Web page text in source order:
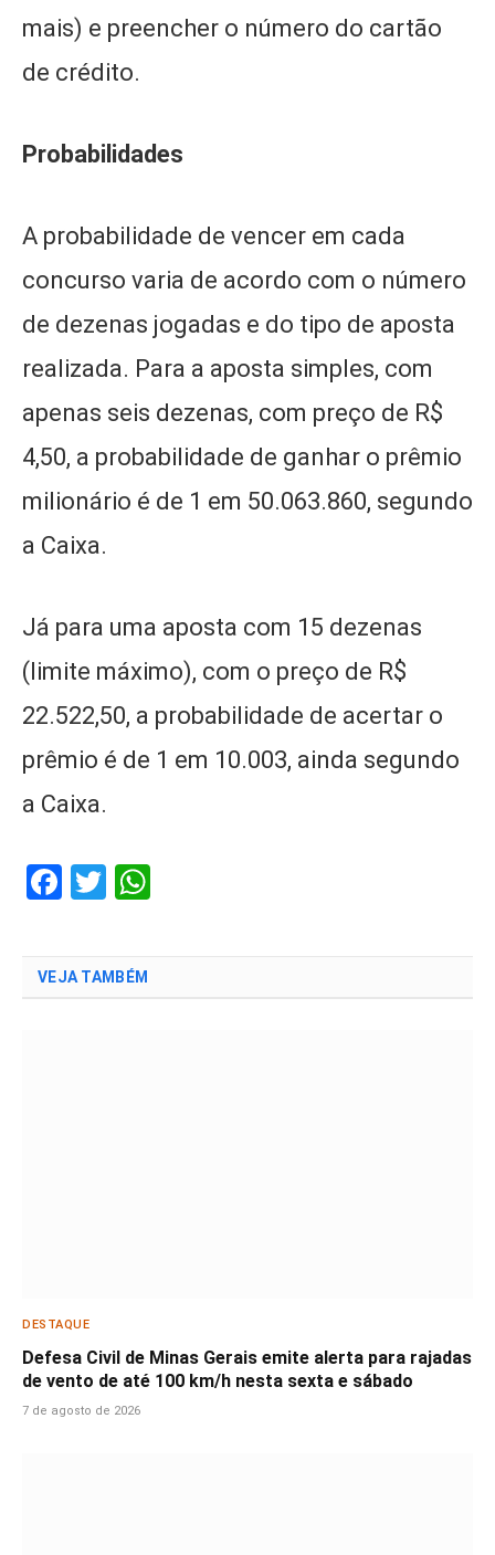
mais) e preencher o número do cartão
de crédito.
Probabilidades
A probabilidade de vencer em cada
concurso varia de acordo com o número
de dezenas jogadas e do tipo de aposta
realizada. Para a aposta simples, com
apenas seis dezenas, com preço de R$
4,50, a probabilidade de ganhar o prêmio
milionário é de 1 em 50.063.860, segundo
a Caixa.
Já para uma aposta com 15 dezenas
(limite máximo), com o preço de R$
22.522,50, a probabilidade de acertar o
prêmio é de 1 em 10.003, ainda segundo
a Caixa.
Facebook
Twitter
VEJA TAMBÉM
DESTAQUE
Defesa Civil de Minas Gerais emite alerta para rajadas
de vento de até 100 km/h nesta sexta e sábado
7 de agosto de 2026